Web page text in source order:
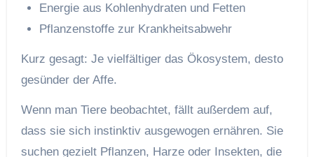
Energie aus Kohlenhydraten und Fetten
Pflanzenstoffe zur Krankheitsabwehr
Kurz gesagt: Je vielfältiger das Ökosystem, desto
gesünder der Affe.
Wenn man Tiere beobachtet, fällt außerdem auf,
dass sie sich instinktiv ausgewogen ernähren. Sie
suchen gezielt Pflanzen, Harze oder Insekten, die